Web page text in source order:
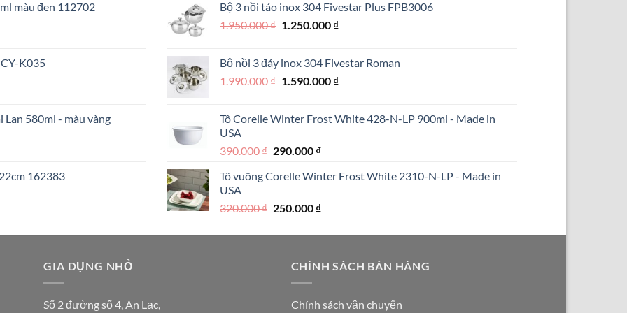
màu đen 112702
K035
Lan 580ml - màu vàng
162383
890.000 ₫.là:
690.000 ₫.
Bộ 3 nồi táo inox 304 Fivestar Plus FPB3006
1.950.000₫ Giá
1.950.000 ₫.
1.250.000 ₫Giá
là:
1.250.000 ₫.
Bộ nồi 3 đáy inox 304 Fivestar Roman
1.990.000₫ Giá
1.990.000 ₫.
1.590.000 ₫Giá
là:
Tô Corelle Winter Frost White 428-N-LP 900ml - Made in
USA
390.000₫ Giá
là:
290.000 ₫Giá
tại
290.000 ₫.
Tô vuông Corelle Winter Frost White 2310-N-LP - Made in
USA
320.000₫ Giá
là:
250.000 ₫Giá
tại
250.000 ₫.
GIA DỤNG NHỎ
Số 2 đường số 4, An Lạc,
CHÍNH SÁCH BÁN HÀNG
Chính sách vận chuyển